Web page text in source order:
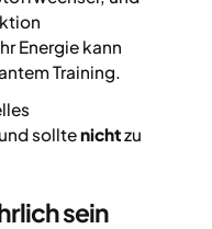
Energie kann
Training.
solltenichtzu
sein